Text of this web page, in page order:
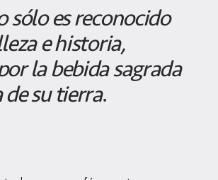
sólo es reconocido
e historia,
la bebida sagrada
su tierra.